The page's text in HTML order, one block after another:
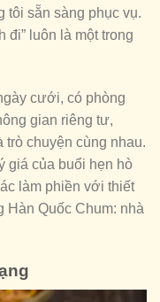
tôi sẵn sàng phục vụ.
đi” luôn là một trong
cưới, có phòng
gian riêng tư,
chuyện cùng nhau.
giá của buổi hẹn hò
làm phiền với thiết
Hàn Quốc Chum: nhà